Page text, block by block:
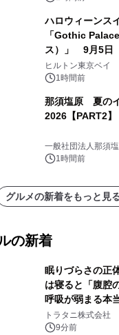
ハロウィーンス
「Gothic
ス）」 9月5日
ヒルトン東京ベイ
1時間前
那須塩原 夏の
2026【PART2】
一般社団法人那須
1時間前
グルメの新着をもっと見
の新着
眠りづらさの正
は寝ると「腹腔
呼吸が弱まる本
トラタニ株式会社
9分前